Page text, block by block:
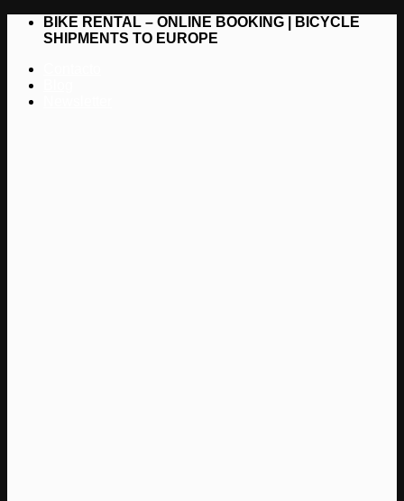
Saltar
BIKE RENTAL – ONLINE BOOKING | BICYCLE
SHIPMENTS TO EUROPE